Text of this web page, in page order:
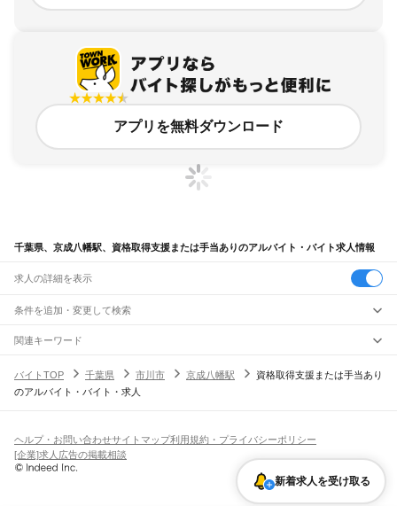
アプリを無料ダウンロード
千葉県、京成八幡駅、資格取得支援または手当ありのアルバイト・バイト求人情報
求人の詳細を表示
条件を追加・変更して検索
市区町村を追加・変更
千葉県すべて
千葉市 すべて
旭市習志野市柏市勝浦市市原市流山市八千代市我孫子市鴨川市鎌ケ谷市
君津市富津市浦安市 印西市白井市富里市南房総市
匝瑳市香取市 印旛郡 香取郡山武郡 長生郡夷隅郡
駅を追加・変更
JR中央・総武線
市川駅本八幡駅下総中山駅 津田沼駅幕張本郷駅幕張駅
新検見川駅
職種を追加・変更
飲食・フードサービスすべて
ホールスタッフキッチンスタッフ
パン屋（ベーカリー）
バー（BAR）・バーテンダー
飲食店（店長・マネージャー）
人気
日払いOK高校生歓迎 髪型・髪色自由
留学生・外国人活躍中
雇用形態を追加・変更
関連キーワード
バイトTOP
千葉県 市川市 京成八幡駅
資格取得支援または手当あり
のアルバイト・バイト・求人
新着求人を受け取る
ヘルプ・お問い合わせサイトマップ利用規約・プライバシーポリシー
[企業]求人広告の掲載相談